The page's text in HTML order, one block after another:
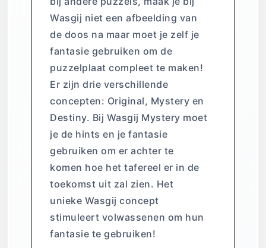
Wasgij niet een afbeelding van
de doos na maar moet je zelf je
fantasie gebruiken om de
puzzelplaat compleet te maken!
Er zijn drie verschillende
concepten: Original, Mystery en
Destiny. Bij Wasgij Mystery moet
je de hints en je fantasie
gebruiken om er achter te
komen hoe het tafereel er in de
toekomst uit zal zien. Het
unieke Wasgij concept
stimuleert volwassenen om hun
fantasie te gebruiken!